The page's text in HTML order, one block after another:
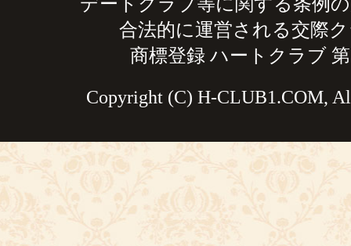
デートクラブ等に関する条例
合法的に運営される交際
商標登録 ハートクラブ 第
Copyright (C) H-CLUB1.COM,